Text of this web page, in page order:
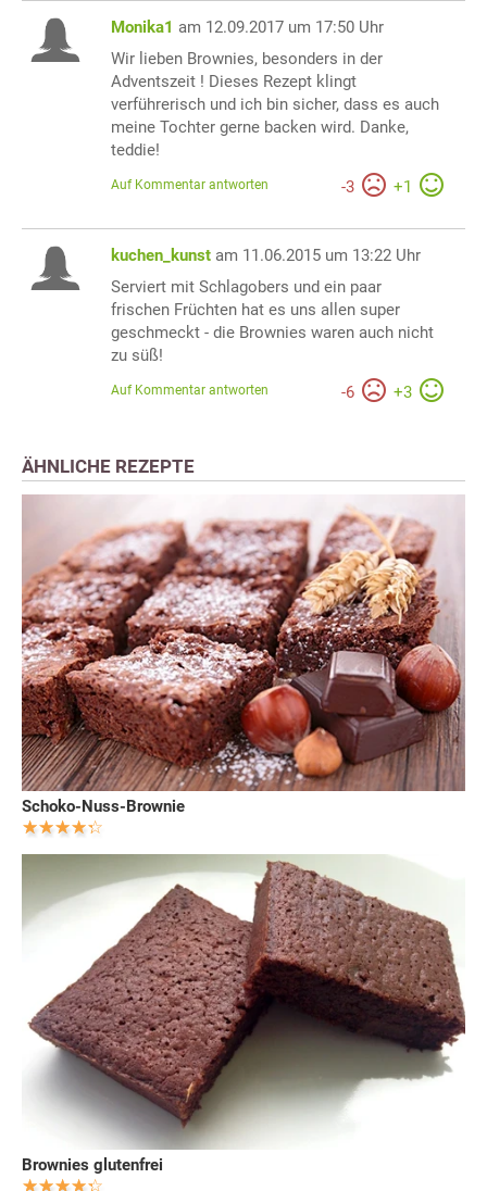
Monika1 am 12.09.2017 um 17:50 Uhr
Wir lieben Brownies, besonders in der
Adventszeit ! Dieses Rezept klingt
verführerisch und ich bin sicher, dass es auch
meine Tochter gerne backen wird. Danke,
teddie!
-3 +1
Auf Kommentar antworten
kuchen_kunst am 11.06.2015 um 13:22 Uhr
Serviert mit Schlagobers und ein paar
frischen Früchten hat es uns allen super
geschmeckt - die Brownies waren auch nicht
zu süß!
-6 +3
Auf Kommentar antworten
ÄHNLICHE REZEPTE
Schoko-Nuss-Brownie
Brownies glutenfrei